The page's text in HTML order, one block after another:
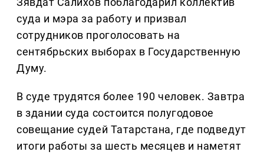
суда и мэра за работу и призвал
сотрудников проголосовать на
сентябрьских выборах в Государственную
Думу.
В суде трудятся более 190 человек. Завтра
в здании суда состоится полугодовое
совещание судей Татарстана, где подведут
итоги работы за шесть месяцев и наметят